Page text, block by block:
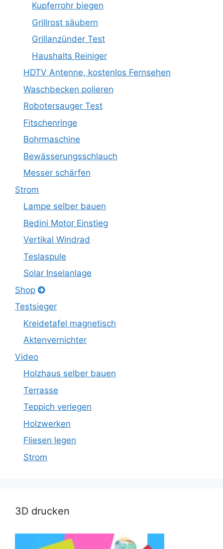
Kupferrohr biegen
Grillrost säubern
Grillanzünder Test
Haushalts Reiniger
HDTV Antenne, kostenlos Fernsehen
Waschbecken polieren
Robotersauger Test
Fitschenringe
Bohrmaschine
Bewässerungsschlauch
Messer schärfen
Strom
Lampe selber bauen
Bedini Motor Einstieg
Vertikal Windrad
Teslaspule
Solar Inselanlage
Shop
Testsieger
Kreidetafel magnetisch
Aktenvernichter
Video
Holzhaus selber bauen
Terrasse
Teppich verlegen
Holzwerken
Fliesen legen
Strom
3D drucken